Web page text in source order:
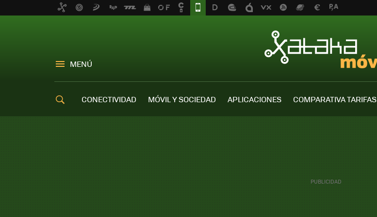
MENÚ
CONECTIVIDAD MÓVIL Y SOCIEDAD APLICACIONES COMPARATIVA TARIFAS